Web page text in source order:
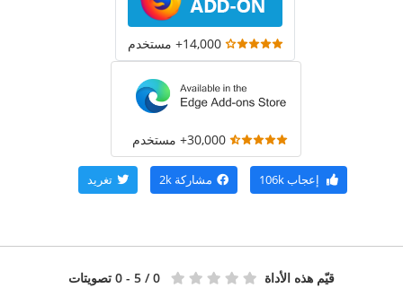
14,000+ مستخدم
30,000+ مستخدم
إعجاب106k مشاركة 2k تغريد
قيّم هذه الأداة 0 / 5 - 0 تصويتات